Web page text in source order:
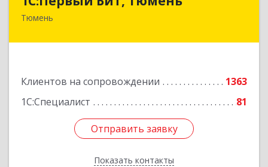
Тюмень
Клиентов на сопровождении
1363
1С:Специалист
81
Отправить заявку
Показать контакты
625000, Тюменская обл, Тюмень г, Республики
Отправить заявку
Назад